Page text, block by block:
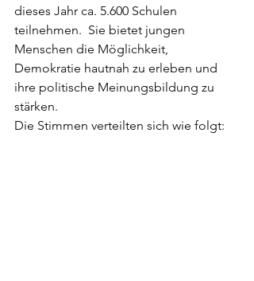
dieses Jahr ca. 5.600 Schulen
teilnehmen.  Sie bietet jungen
Menschen die Möglichkeit,
Demokratie hautnah zu erleben und
ihre politische Meinungsbildung zu
stärken.
Die Stimmen verteilten sich wie folgt: